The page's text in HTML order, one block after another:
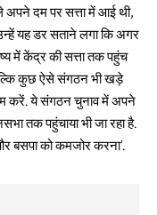
अपने दम पर सत्ता में आई थी,
यह डर सताने लगा कि अगर
में केंद्र की सत्ता तक पहुंच
कुछ ऐसे संगठन भी खड़े
करें. ये संगठन चुनाव में अपने
तक पहुंचाया भी जा रहा है.
बसपा को कमजोर करना’.